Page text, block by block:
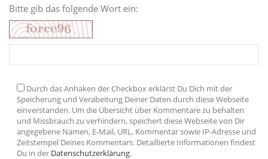
Bitte gib das folgende Wort ein:
Durch das Anhaken der Checkbox erklärst Du Dich mit der
Speicherung und Verabeitung Deiner Daten durch diese Webseite
einverstanden. Um die Übersicht über Kommentare zu behalten
und Missbrauch zu verhindern, speichert diese Webseite von Dir
angegebene Namen, E-Mail, URL, Kommentar sowie IP-Adresse und
Zeitstempel Deines Kommentars. Detaillierte Informationen findest
Du in der Datenschutzerklärung.